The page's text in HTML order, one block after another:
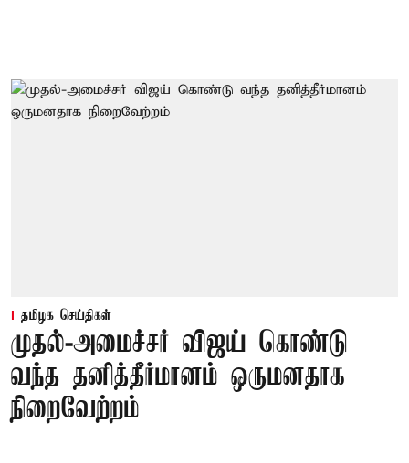
தமிழக செய்திகள்
முதல்-அமைச்சர் விஜய் கொண்டு
வந்த தனித்தீர்மானம் ஒருமனதாக
நிறைவேற்றம்